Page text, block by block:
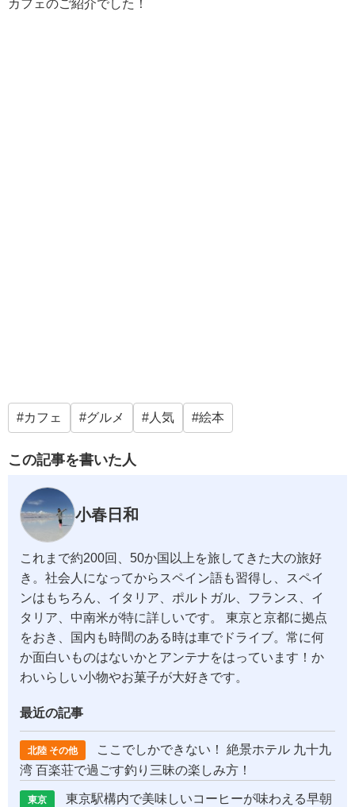
カフェのご紹介でした！
カフェ グルメ 人気 絵本
この記事を書いた人
小春日和
これまで約200回、50か国以上を旅してきた大の旅好
き。社会人になってからスペイン語も習得し、スペイ
ンはもちろん、イタリア、ポルトガル、フランス、イ
タリア、中南米が特に詳しいです。 東京と京都に拠点
をおき、国内も時間のある時は車でドライブ。常に何
か面白いものはないかとアンテナをはっています！か
わいらしい小物やお菓子が大好きです。
最近の記事
北陸 その他
ここでしかできない！ 絶景ホテル 九十九
湾 百楽荘で過ごす釣り三昧の楽しみ方！
東京 東京駅構内で美味しいコーヒーが味わえる早朝